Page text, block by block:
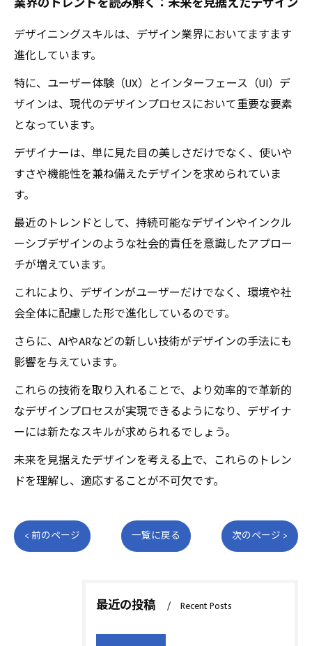
デザイニングスキルは、デザイン業界においてますます
進化しています。
特に、ユーザー体験（UX）とインターフェース（UI）デ
ザインは、現代のデザインプロセスにおいて重要な要素
となっています。
デザイナーは、単に見た目の美しさだけでなく、使いや
すさや機能性を兼ね備えたデザインを求められていま
す。
最近のトレンドとして、持続可能なデザインやインクル
ーシブデザインのような社会的責任を意識したアプロー
チが増えています。
これにより、デザインがユーザーだけでなく、環境や社
会全体に配慮した形で進化しているのです。
さらに、AIやARなどの新しい技術がデザインの手法にも
影響を与えています。
これらの技術を取り入れることで、より効率的で革新的
なデザインプロセスが実現できるようになり、デザイナ
ーには新たなスキルが求められるでしょう。
未来を見据えたデザインを考える上で、これらのトレン
ドを理解し、適応することが不可欠です。
< 前のページ 一覧に戻る 次のページ >
最近の投稿 Recent Posts